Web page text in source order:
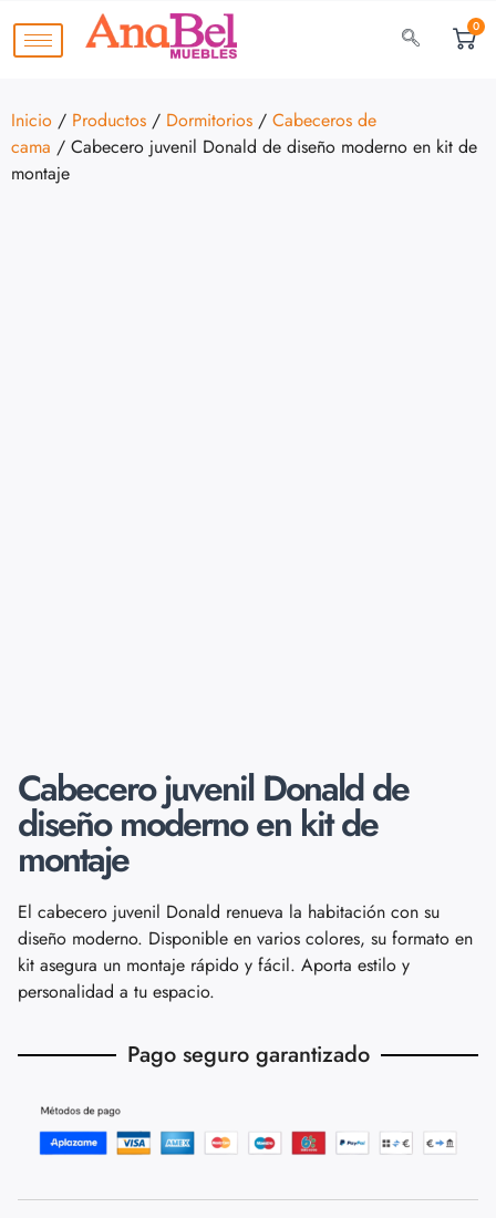
0
Inicio / Productos / Dormitorios / Cabeceros de
cama / Cabecero juvenil Donald de diseño moderno en kit de
montaje
Cabecero juvenil Donald de
diseño moderno en kit de
montaje
El cabecero juvenil Donald renueva la habitación con su
diseño moderno. Disponible en varios colores, su formato en
kit asegura un montaje rápido y fácil. Aporta estilo y
personalidad a tu espacio.
Pago seguro garantizado